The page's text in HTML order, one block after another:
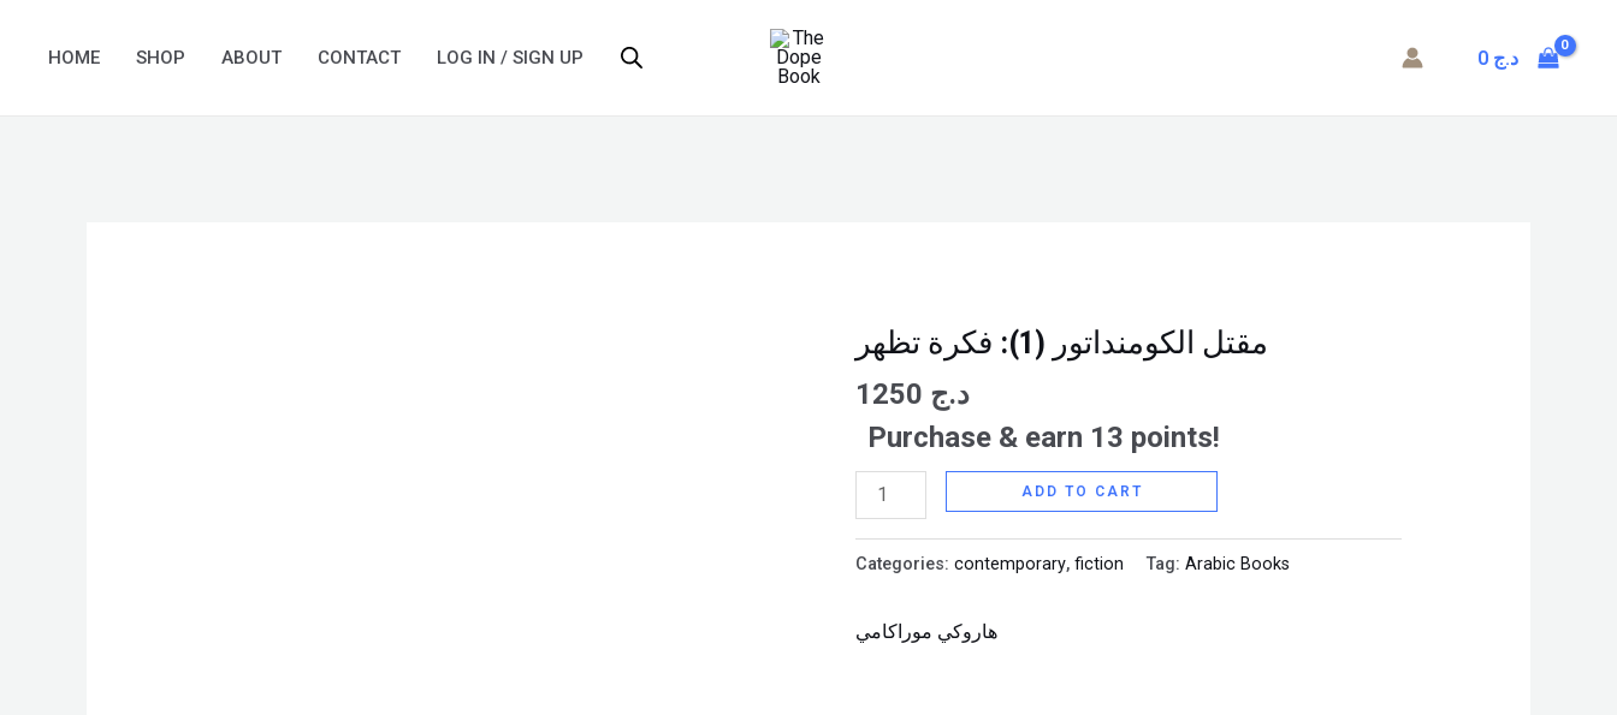
HOME SHOP ABOUT CONTACT LOG IN / SIGN UP د.ج 0
مقتل الكومنداتور (1): فكرة تظهر
د.ج
Purchase & earn 13 points!
مقتل
(1):
فكرة
تظهر
quantity
ADD TO CART
Categories:contemporary,fiction Tag:Arabic Books
هاروكي موراكامي